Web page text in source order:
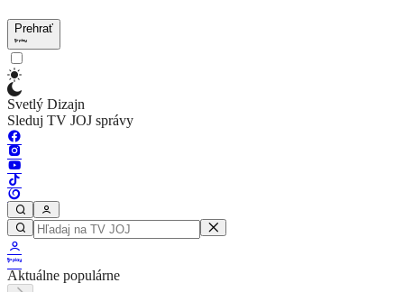
Prehrať
Svetlý Dizajn
Sleduj TV JOJ správy
Aktuálne populárne